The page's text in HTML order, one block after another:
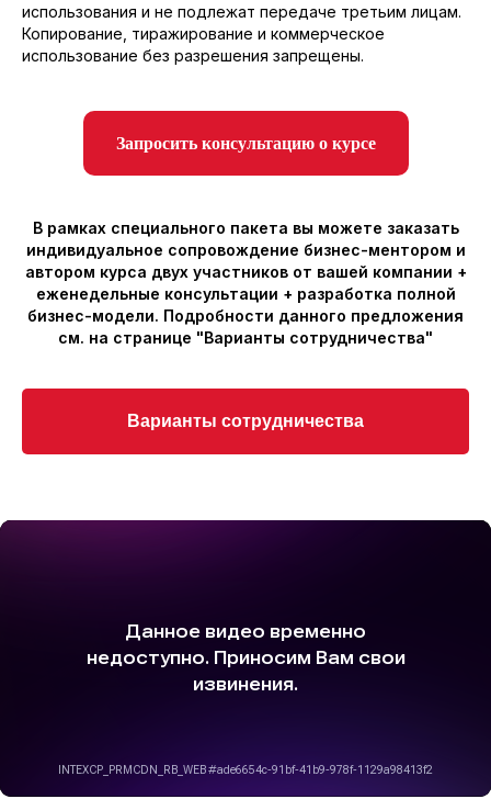
использования и не подлежат передаче третьим лицам.
Копирование, тиражирование и коммерческое
использование без разрешения запрещены.
Запросить консультацию о курсе
В рамках специального пакета вы можете заказать
индивидуальное сопровождение бизнес-ментором и
автором курса двух участников от вашей компании +
еженедельные консультации + разработка полной
бизнес-модели. Подробности данного предложения
см. на странице "Варианты сотрудничества"
Варианты сотрудничества